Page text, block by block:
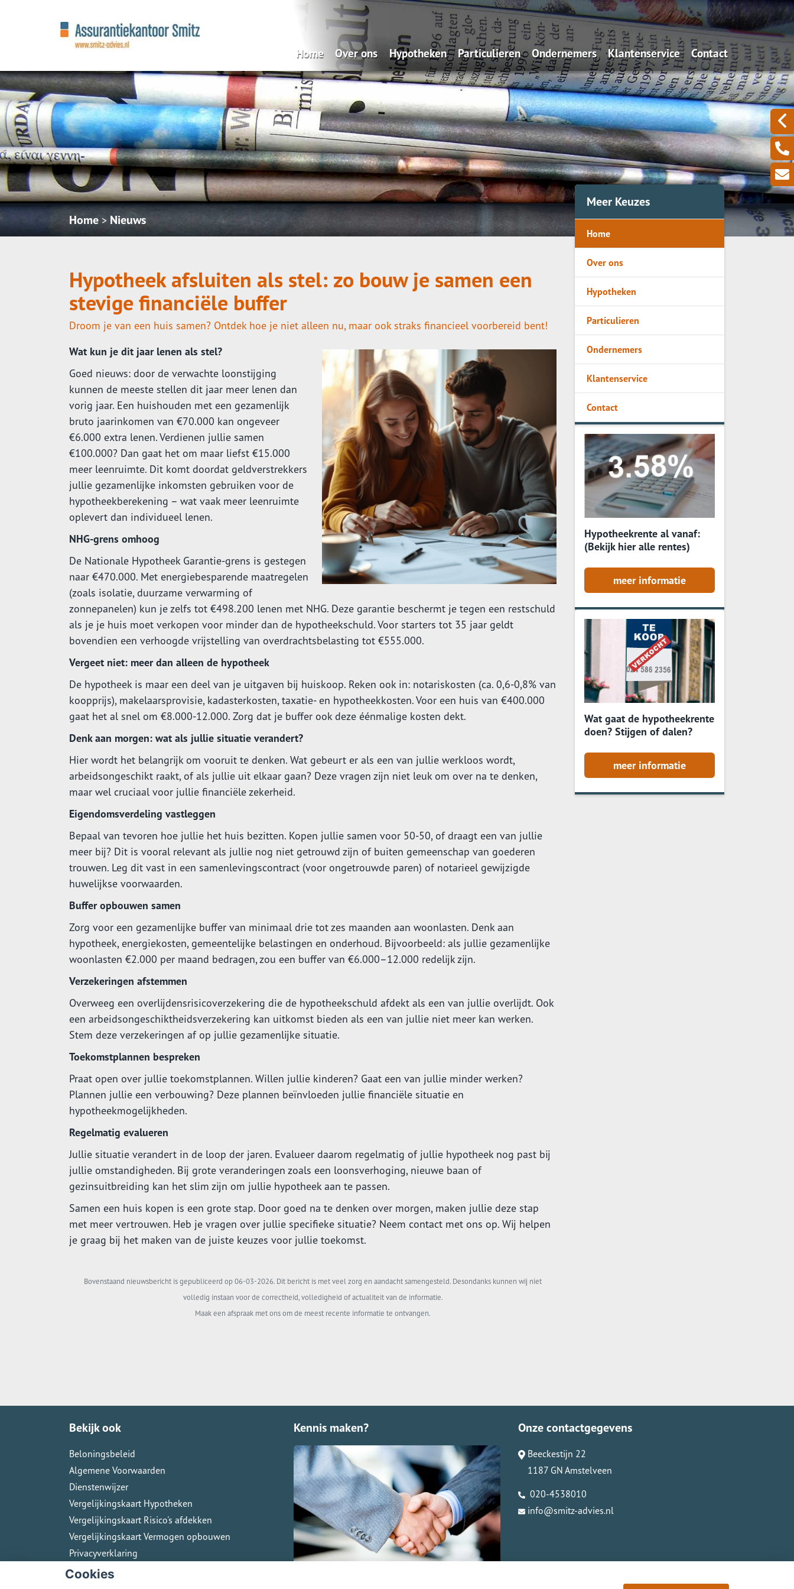
Cookies
Home Over ons
Zo makkelijk: onze Service App
Wat doen wij?
Verzekeren
Spaardiensten
Pensioen
Hypotheekadvisering
Hypotheken
Oeps, een hypotheek (filmpje)
Actuele hypotheekrentes
Renteverwachting
Maximale hypotheek
Hypotheekvormen
Stappenplan
Tips
Particulieren
Verzekeren
Pensioen
Sparen
Ondernemers
Algemeen
Aansprakelijkheid
Uw zakelijke bezittingen
Een zieke ondernemer
Omzetverlies
Pensioen
Klantenservice
Iets wijzigen?
Schadeformulieren
Serviceformulieren
Contact
Home > Nieuws
Hypotheek afsluiten als stel: zo bouw je samen een
stevige financiële buffer
Droom je van een huis samen? Ontdek hoe je niet alleen nu, maar ook straks financieel voorbereid bent!
Wat kun je dit jaar lenen als stel?
Goed nieuws: door de verwachte loonstijging
kunnen de meeste stellen dit jaar meer lenen dan
vorig jaar. Een huishouden met een gezamenlijk
bruto jaarinkomen van €70.000 kan ongeveer
€6.000 extra lenen. Verdienen jullie samen
€100.000? Dan gaat het om maar liefst €15.000
meer leenruimte. Dit komt doordat geldverstrekkers
jullie gezamenlijke inkomsten gebruiken voor de
hypotheekberekening – wat vaak meer leenruimte
oplevert dan individueel lenen.
NHG-grens omhoog
De Nationale Hypotheek Garantie-grens is gestegen
naar €470.000. Met energiebesparende maatregelen
(zoals isolatie, duurzame verwarming of
zonnepanelen) kun je zelfs tot €498.200 lenen met NHG. Deze garantie beschermt je tegen een restschuld
als je je huis moet verkopen voor minder dan de hypotheekschuld. Voor starters tot 35 jaar geldt
bovendien een verhoogde vrijstelling van overdrachtsbelasting tot €555.000.
Vergeet niet: meer dan alleen de hypotheek
De hypotheek is maar een deel van je uitgaven bij huiskoop. Reken ook in: notariskosten (ca. 0,6-0,8% van
koopprijs), makelaarsprovisie, kadasterkosten, taxatie- en hypotheekkosten. Voor een huis van €400.000
gaat het al snel om €8.000-12.000. Zorg dat je buffer ook deze éénmalige kosten dekt.
Denk aan morgen: wat als jullie situatie verandert?
Hier wordt het belangrijk om vooruit te denken. Wat gebeurt er als een van jullie werkloos wordt,
arbeidsongeschikt raakt, of als jullie uit elkaar gaan? Deze vragen zijn niet leuk om over na te denken,
maar wel cruciaal voor jullie financiële zekerheid.
Eigendomsverdeling vastleggen
Bepaal van tevoren hoe jullie het huis bezitten. Kopen jullie samen voor 50-50, of draagt een van jullie
meer bij? Dit is vooral relevant als jullie nog niet getrouwd zijn of buiten gemeenschap van goederen
trouwen. Leg dit vast in een samenlevingscontract (voor ongetrouwde paren) of notarieel gewijzigde
huwelijkse voorwaarden.
Buffer opbouwen samen
Zorg voor een gezamenlijke buffer van minimaal drie tot zes maanden aan woonlasten. Denk aan
hypotheek, energiekosten, gemeentelijke belastingen en onderhoud. Bijvoorbeeld: als jullie gezamenlijke
woonlasten €2.000 per maand bedragen, zou een buffer van €6.000–12.000 redelijk zijn.
Verzekeringen afstemmen
Overweeg een overlijdensrisicoverzekering die de hypotheekschuld afdekt als een van jullie overlijdt. Ook
een arbeidsongeschiktheidsverzekering kan uitkomst bieden als een van jullie niet meer kan werken.
Stem deze verzekeringen af op jullie gezamenlijke situatie.
Toekomstplannen bespreken
Praat open over jullie toekomstplannen. Willen jullie kinderen? Gaat een van jullie minder werken?
Plannen jullie een verbouwing? Deze plannen beïnvloeden jullie financiële situatie en
hypotheekmogelijkheden.
Regelmatig evalueren
Jullie situatie verandert in de loop der jaren. Evalueer daarom regelmatig of jullie hypotheek nog past bij
jullie omstandigheden. Bij grote veranderingen zoals een loonsverhoging, nieuwe baan of
gezinsuitbreiding kan het slim zijn om jullie hypotheek aan te passen.
Samen een huis kopen is een grote stap. Door goed na te denken over morgen, maken jullie deze stap
met meer vertrouwen. Heb je vragen over jullie specifieke situatie? Neem contact met ons op. Wij helpen
je graag bij het maken van de juiste keuzes voor jullie toekomst.
Bovenstaand nieuwsbericht is gepubliceerd op 06-03-2026. Dit bericht is met veel zorg en aandacht samengesteld. Desondanks kunnen wij niet
volledig instaan voor de correctheid, volledigheid of actualiteit van de informatie.
Maak een afspraak met ons om de meest recente informatie te ontvangen.
Meer Keuzes
Home
Over ons
Hypotheken
Particulieren
Ondernemers
Klantenservice
Contact
Hypotheekrente al vanaf:
(Bekijk hier alle rentes)
meer informatie
Wat gaat de hypotheekrente
doen? Stijgen of dalen?
meer informatie
Bekijk ook
Beloningsbeleid
Algemene Voorwaarden
Dienstenwijzer
Vergelijkingskaart Hypotheken
Vergelijkingskaart Risico's afdekken
Vergelijkingskaart Vermogen opbouwen
Privacyverklaring
Kennis maken? Onze contactgegevens
Beeckestijn 22
1187 GN Amstelveen
020-4538010
info@smitz-advies.nl